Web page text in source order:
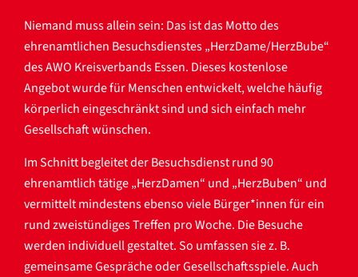
Niemand muss allein sein: Das ist das Motto des
ehrenamtlichen Besuchsdienstes „HerzDame/HerzBube“
des AWO Kreisverbands Essen. Dieses kostenlose
Angebot wurde für Menschen entwickelt, welche häufig
körperlich eingeschränkt sind und sich einfach mehr
Gesellschaft wünschen.
Im Schnitt begleitet der Besuchsdienst rund 90
ehrenamtlich tätige „HerzDamen“ und „HerzBuben“ und
vermittelt mindestens ebenso viele Bürger*innen für ein
rund zweistündiges Treffen pro Woche. Die Besuche
werden individuell gestaltet. So umfassen sie z. B.
gemeinsame Gespräche oder Gesellschaftsspiele. Auch